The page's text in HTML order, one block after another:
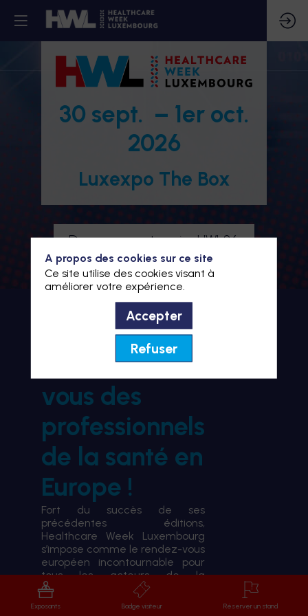
30 sept. – 1er oct.
2026
Luxexpo The Box
Devenez partenaire HWL26
Je m'inscris à HWL26
BIENVENUE À HWL26
le rendez-
vous des
professionnels
de la santé en
Europe !
Fort du succès de ses
précédentes éditions,
Healthcare Week Luxembourg
s’impose comme le rendez-vous
européen incontournable pour
tous les acteurs de la
transformation du système de
santé.
Exposants Badge visiteur Réserver un stand
A propos des cookies sur ce site
Ce site utilise des cookies visant à
améliorer votre expérience.
Accepter
Refuser